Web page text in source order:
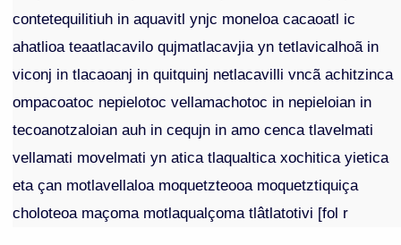
contetequilitiuh in aquavitl ynjc moneloa cacaoatl ic
ahatlioa teaatlacavilo qujmatlacavjia yn tetlavicalhoã in
viconj in tlacaoanj in quitquinj netlacavilli vncã achitzinca
ompacoatoc nepielotoc vellamachotoc in nepieloian in
tecoanotzaloian auh in cequjn in amo cenca tlavelmati
vellamati movelmati yn atica tlaqualtica xochitica yietica
eta çan motlavellaloa moquetzteooa moquetztiquiça
choloteoa maçoma motlaqualçoma tlâtlatotivi [fol r